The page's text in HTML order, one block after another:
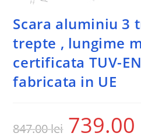
Scara aluminiu 3
trepte , lungime
certificata TUV-
fabricata in UE
847.00lei 739.00